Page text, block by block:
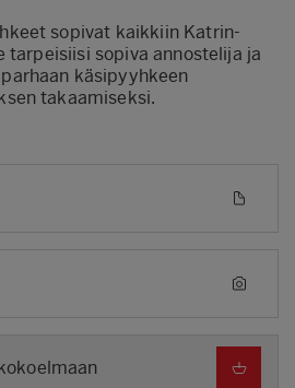
sopivat kaikkiin Katrin-
tarpeisiisi sopiva annostelija ja
käsipyyhkeen
takaamiseksi.